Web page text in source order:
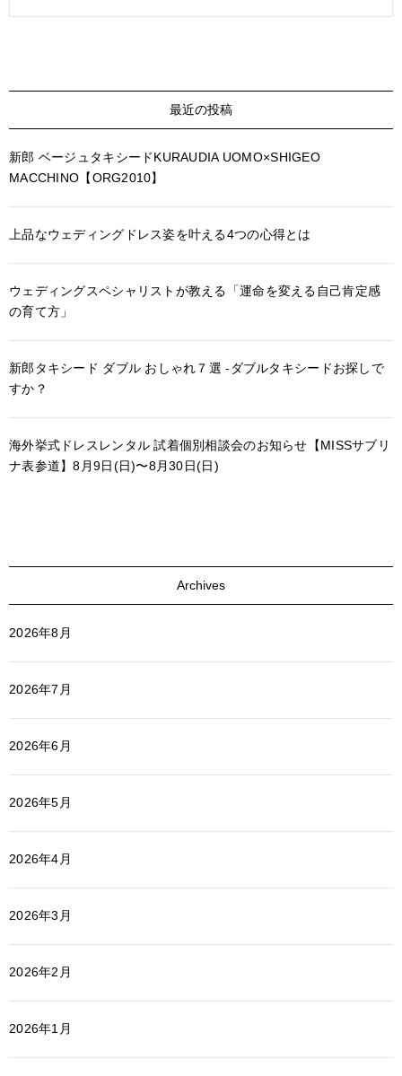
最近の投稿
新郎 ベージュタキシードKURAUDIA UOMO×SHIGEO
MACCHINO【ORG2010】
上品なウェディングドレス姿を叶える4つの心得とは
ウェディングスペシャリストが教える「運命を変える自己肯定感
の育て方」
新郎タキシード ダブル おしゃれ７選 -ダブルタキシードお探しで
すか？
海外挙式ドレスレンタル 試着個別相談会のお知らせ【MISSサブリ
ナ表参道】8月9日(日)〜8月30日(日)
Archives
2026年8月
2026年7月
2026年6月
2026年5月
2026年4月
2026年3月
2026年2月
2026年1月